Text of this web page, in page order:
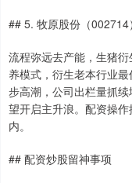
## 5. 牧原股份（
流程弥远去产能，生猪
养模式，衍生老本行业
步高潮，公司出栏量抓
望开启主升浪。配资操
内。
## 配资炒股留神事项